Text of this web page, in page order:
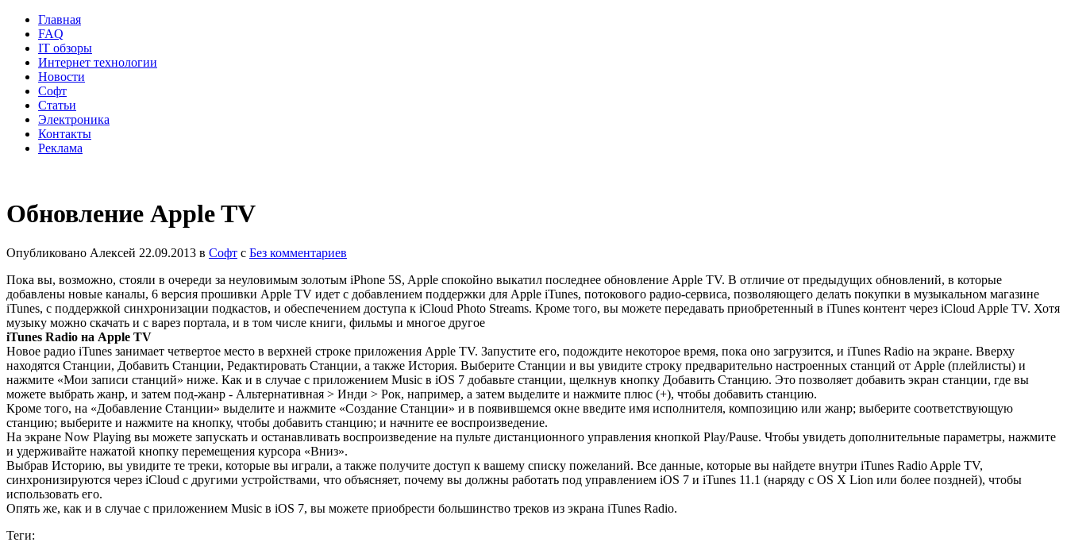
Главная
FAQ
IT обзоры
Интернет технологии
Новости
Софт
Статьи
Электроника
Контакты
Реклама
Обновление Apple TV
Опубликовано Алексей 22.09.2013 в Софт с Без комментариев
Пока вы, возможно, стояли в очереди за неуловимым золотым iPhone 5S, Apple спокойно выкатил последнее обновление Apple TV. В отличие от предыдущих обновлений, в которые
добавлены новые каналы, 6 версия прошивки Apple TV идет с добавлением поддержки для Apple iTunes, потокового радио-сервиса, позволяющего делать покупки в музыкальном магазине
iTunes, с поддержкой синхронизации подкастов, и обеспечением доступа к iCloud Photo Streams. Кроме того, вы можете передавать приобретенный в iTunes контент через iCloud Apple TV. Хотя
музыку можно скачать и с варез портала, и в том числе книги, фильмы и многое другое
iTunes Radio на Apple TV
Новое радио iTunes занимает четвертое место в верхней строке приложения Apple TV. Запустите его, подождите некоторое время, пока оно загрузится, и iTunes Radio на экране. Вверху
находятся Станции, Добавить Станции, Редактировать Станции, а также История. Выберите Станции и вы увидите строку предварительно настроенных станций от Apple (плейлисты) и
нажмите «Мои записи станций» ниже. Как и в случае с приложением Music в iOS 7 добавьте станции, щелкнув кнопку Добавить Станцию. Это позволяет добавить экран станции, где вы
можете выбрать жанр, и затем под-жанр - Альтернативная > Инди > Рок, например, а затем выделите и нажмите плюс (+), чтобы добавить станцию.
Кроме того, на «Добавление Станции» выделите и нажмите «Создание Станции» и в появившемся окне введите имя исполнителя, композицию или жанр; выберите соответствующую
станцию; выберите и нажмите на кнопку, чтобы добавить станцию; и начните ее воспроизведение.
На экране Now Playing вы можете запускать и останавливать воспроизведение на пульте дистанционного управления кнопкой Play/Pause. Чтобы увидеть дополнительные параметры, нажмите
и удерживайте нажатой кнопку перемещения курсора «Вниз».
Выбрав Историю, вы увидите те треки, которые вы играли, а также получите доступ к вашему списку пожеланий. Все данные, которые вы найдете внутри iTunes Radio Apple TV,
синхронизируются через iCloud с другими устройствами, что объясняет, почему вы должны работать под управлением iOS 7 и iTunes 11.1 (наряду с OS X Lion или более поздней), чтобы
использовать его.
Опять же, как и в случае с приложением Music в iOS 7, вы можете приобрести большинство треков из экрана iTunes Radio.
Теги: